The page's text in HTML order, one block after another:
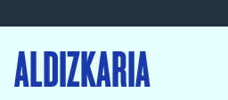
ALDIZKARIA